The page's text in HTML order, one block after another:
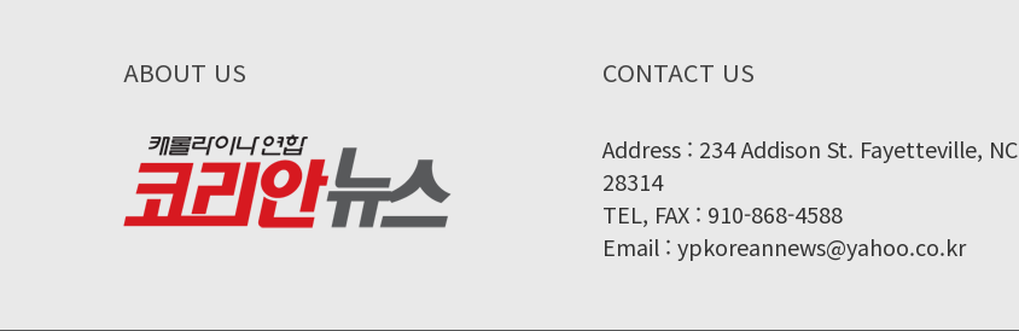
ABOUT US CONTACT US
Address : 234 Addison St. Fayetteville, NC
28314
TEL, FAX : 910-868-4588
Email : ypkoreannews@yahoo.co.kr